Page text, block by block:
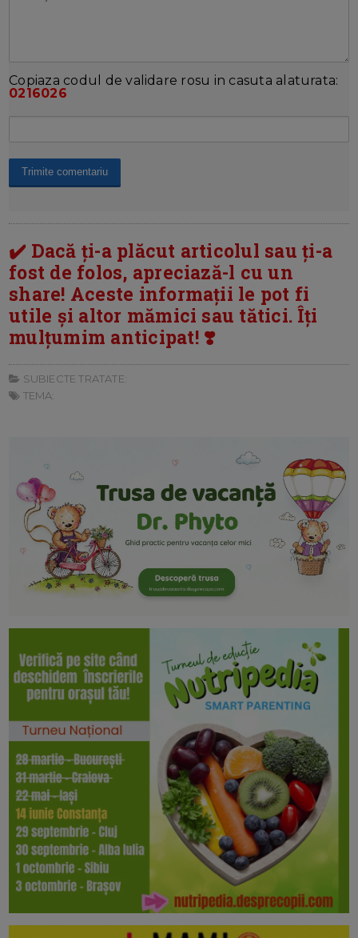
Copiaza codul de validare rosu in casuta alaturata:
0216026
✔️ Dacă ți-a plăcut articolul sau ți-a
fost de folos, apreciază-l cu un
share! Aceste informații le pot fi
utile și altor mămici sau tătici. Îți
mulțumim anticipat! ❣️
SUBIECTE TRATATE:
TEMA: